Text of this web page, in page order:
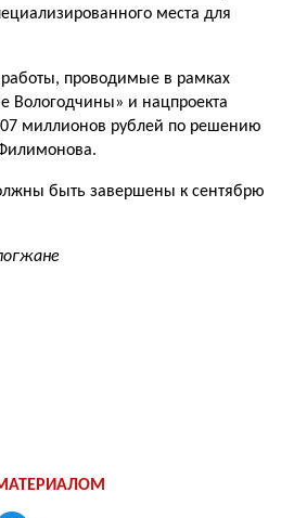
места для
проводимые в рамках
Вологодчины» и нацпроекта
миллионов рублей по решению
быть завершены к сентябрю